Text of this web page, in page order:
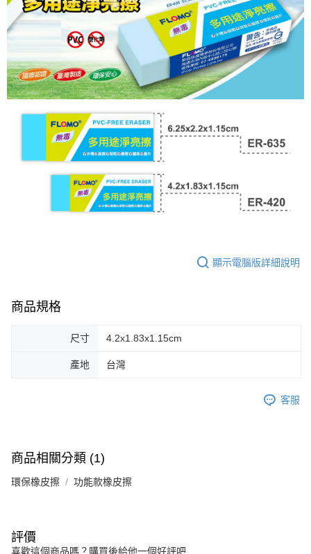
顯示電腦版詳細說明
商品規格
尺寸 4.2x1.83x1.15cm
產地 台灣
客服
商品相關分類 (1)
環保橡皮擦 功能款橡皮擦
評價
喜歡這個商品嗎？購買後給他一個好評吧